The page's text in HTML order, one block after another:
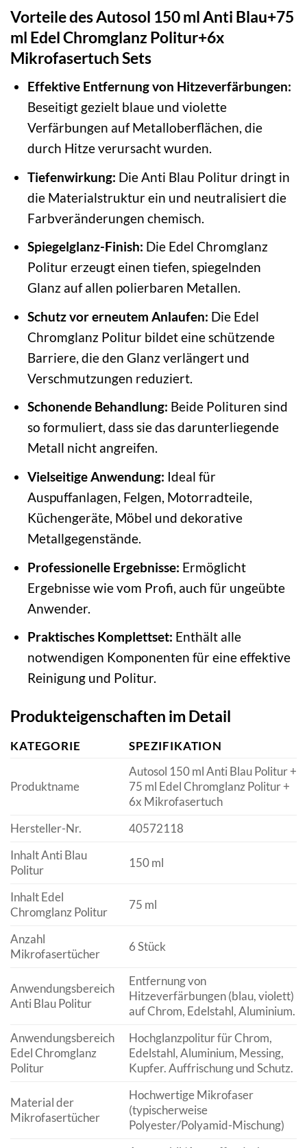
Vorteile des Autosol 150 ml Anti Blau+75
ml Edel Chromglanz Politur+6x
Mikrofasertuch Sets
Effektive Entfernung von Hitzeverfärbungen:
Beseitigt gezielt blaue und violette
Verfärbungen auf Metalloberflächen, die
durch Hitze verursacht wurden.
Tiefenwirkung: Die Anti Blau Politur dringt in
die Materialstruktur ein und neutralisiert die
Farbveränderungen chemisch.
Spiegelglanz-Finish: Die Edel Chromglanz
Politur erzeugt einen tiefen, spiegelnden
Glanz auf allen polierbaren Metallen.
Schutz vor erneutem Anlaufen: Die Edel
Chromglanz Politur bildet eine schützende
Barriere, die den Glanz verlängert und
Verschmutzungen reduziert.
Schonende Behandlung: Beide Polituren sind
so formuliert, dass sie das darunterliegende
Metall nicht angreifen.
Vielseitige Anwendung: Ideal für
Auspuffanlagen, Felgen, Motorradteile,
Küchengeräte, Möbel und dekorative
Metallgegenstände.
Professionelle Ergebnisse: Ermöglicht
Ergebnisse wie vom Profi, auch für ungeübte
Anwender.
Praktisches Komplettset: Enthält alle
notwendigen Komponenten für eine effektive
Reinigung und Politur.
Produkteigenschaften im Detail
KATEGORIE SPEZIFIKATION
Produktname
Autosol 150 ml Anti Blau Politur +
75 ml Edel Chromglanz Politur +
6x Mikrofasertuch
Hersteller-Nr.
40572118
Inhalt Anti Blau
Politur
150 ml
Inhalt Edel
Chromglanz Politur
75 ml
Anzahl
Mikrofasertücher
6 Stück
Anwendungsbereich
Anti Blau Politur
Entfernung von
Hitzeverfärbungen (blau, violett)
auf Chrom, Edelstahl, Aluminium.
Anwendungsbereich
Edel Chromglanz
Politur
Hochglanzpolitur für Chrom,
Edelstahl, Aluminium, Messing,
Kupfer. Auffrischung und Schutz.
Material der
Mikrofasertücher
Hochwertige Mikrofaser
(typischerweise
Polyester/Polyamid-Mischung)